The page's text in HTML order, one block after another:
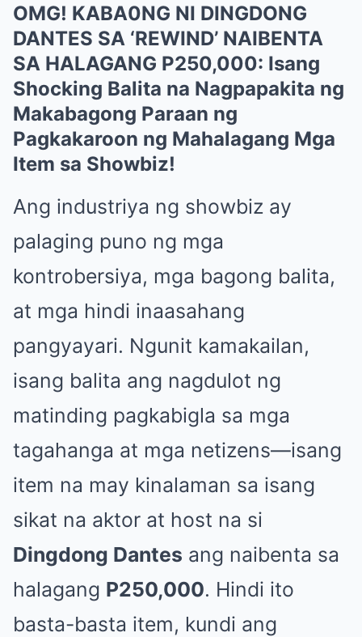
OMG! KABA0NG NI DINGDONG
DANTES SA ‘REWIND’ NAIBENTA
SA HALAGANG P250,000: Isang
Shocking Balita na Nagpapakita ng
Makabagong Paraan ng
Pagkakaroon ng Mahalagang Mga
Item sa Showbiz!
Ang industriya ng showbiz ay
palaging puno ng mga
kontrobersiya, mga bagong balita,
at mga hindi inaasahang
pangyayari. Ngunit kamakailan,
isang balita ang nagdulot ng
matinding pagkabigla sa mga
tagahanga at mga netizens—isang
item na may kinalaman sa isang
sikat na aktor at host na si
Dingdong Dantes ang naibenta sa
halagang P250,000. Hindi ito
basta-basta item, kundi ang